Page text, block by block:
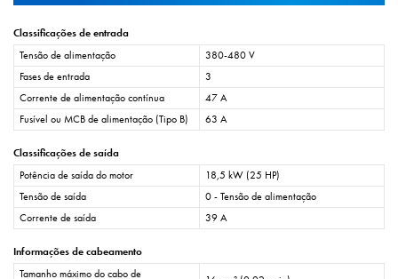
Classificações de entrada
Tensão de alimentação
380-480 V
Fases de entrada
3
Corrente de alimentação contínua
47 A
Fusível ou MCB de alimentação (Tipo B)
63 A
Classificações de saída
Potência de saída do motor
18,5 kW (25 HP)
Tensão de saída
0 - Tensão de alimentação
Corrente de saída
39 A
Informações de cabeamento
Tamanho máximo do cabo de